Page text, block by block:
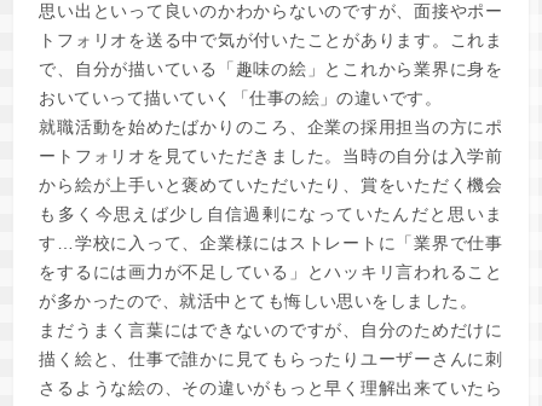
思い出といって良いのかわからないのですが、面接やポー
トフォリオを送る中で気が付いたことがあります。これま
で、自分が描いている「趣味の絵」とこれから業界に身を
おいていって描いていく「仕事の絵」の違いです。
就職活動を始めたばかりのころ、企業の採用担当の方にポ
ートフォリオを見ていただきました。当時の自分は入学前
から絵が上手いと褒めていただいたり、賞をいただく機会
も多く今思えば少し自信過剰になっていたんだと思いま
す…学校に入って、企業様にはストレートに「業界で仕事
をするには画力が不足している」とハッキリ言われること
が多かったので、就活中とても悔しい思いをしました。
まだうまく言葉にはできないのですが、自分のためだけに
描く絵と、仕事で誰かに見てもらったりユーザーさんに刺
さるような絵の、その違いがもっと早く理解出来ていたら